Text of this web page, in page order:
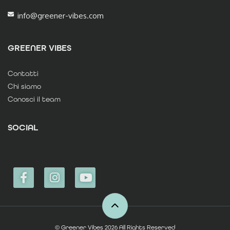
info@greener-vibes.com
GREENER VIBES
Contatti
Chi siamo
Conosci il team
SOCIAL
© Greener Vibes 2026 All Rights Reserved